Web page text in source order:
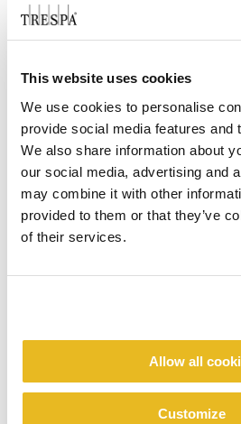
This website uses cookies
We use cookies to personalise
provide social media features and
We also share information about
our social media, advertising and
may combine it with other
provided to them or that they’ve
of their services.
Allow all
Customize